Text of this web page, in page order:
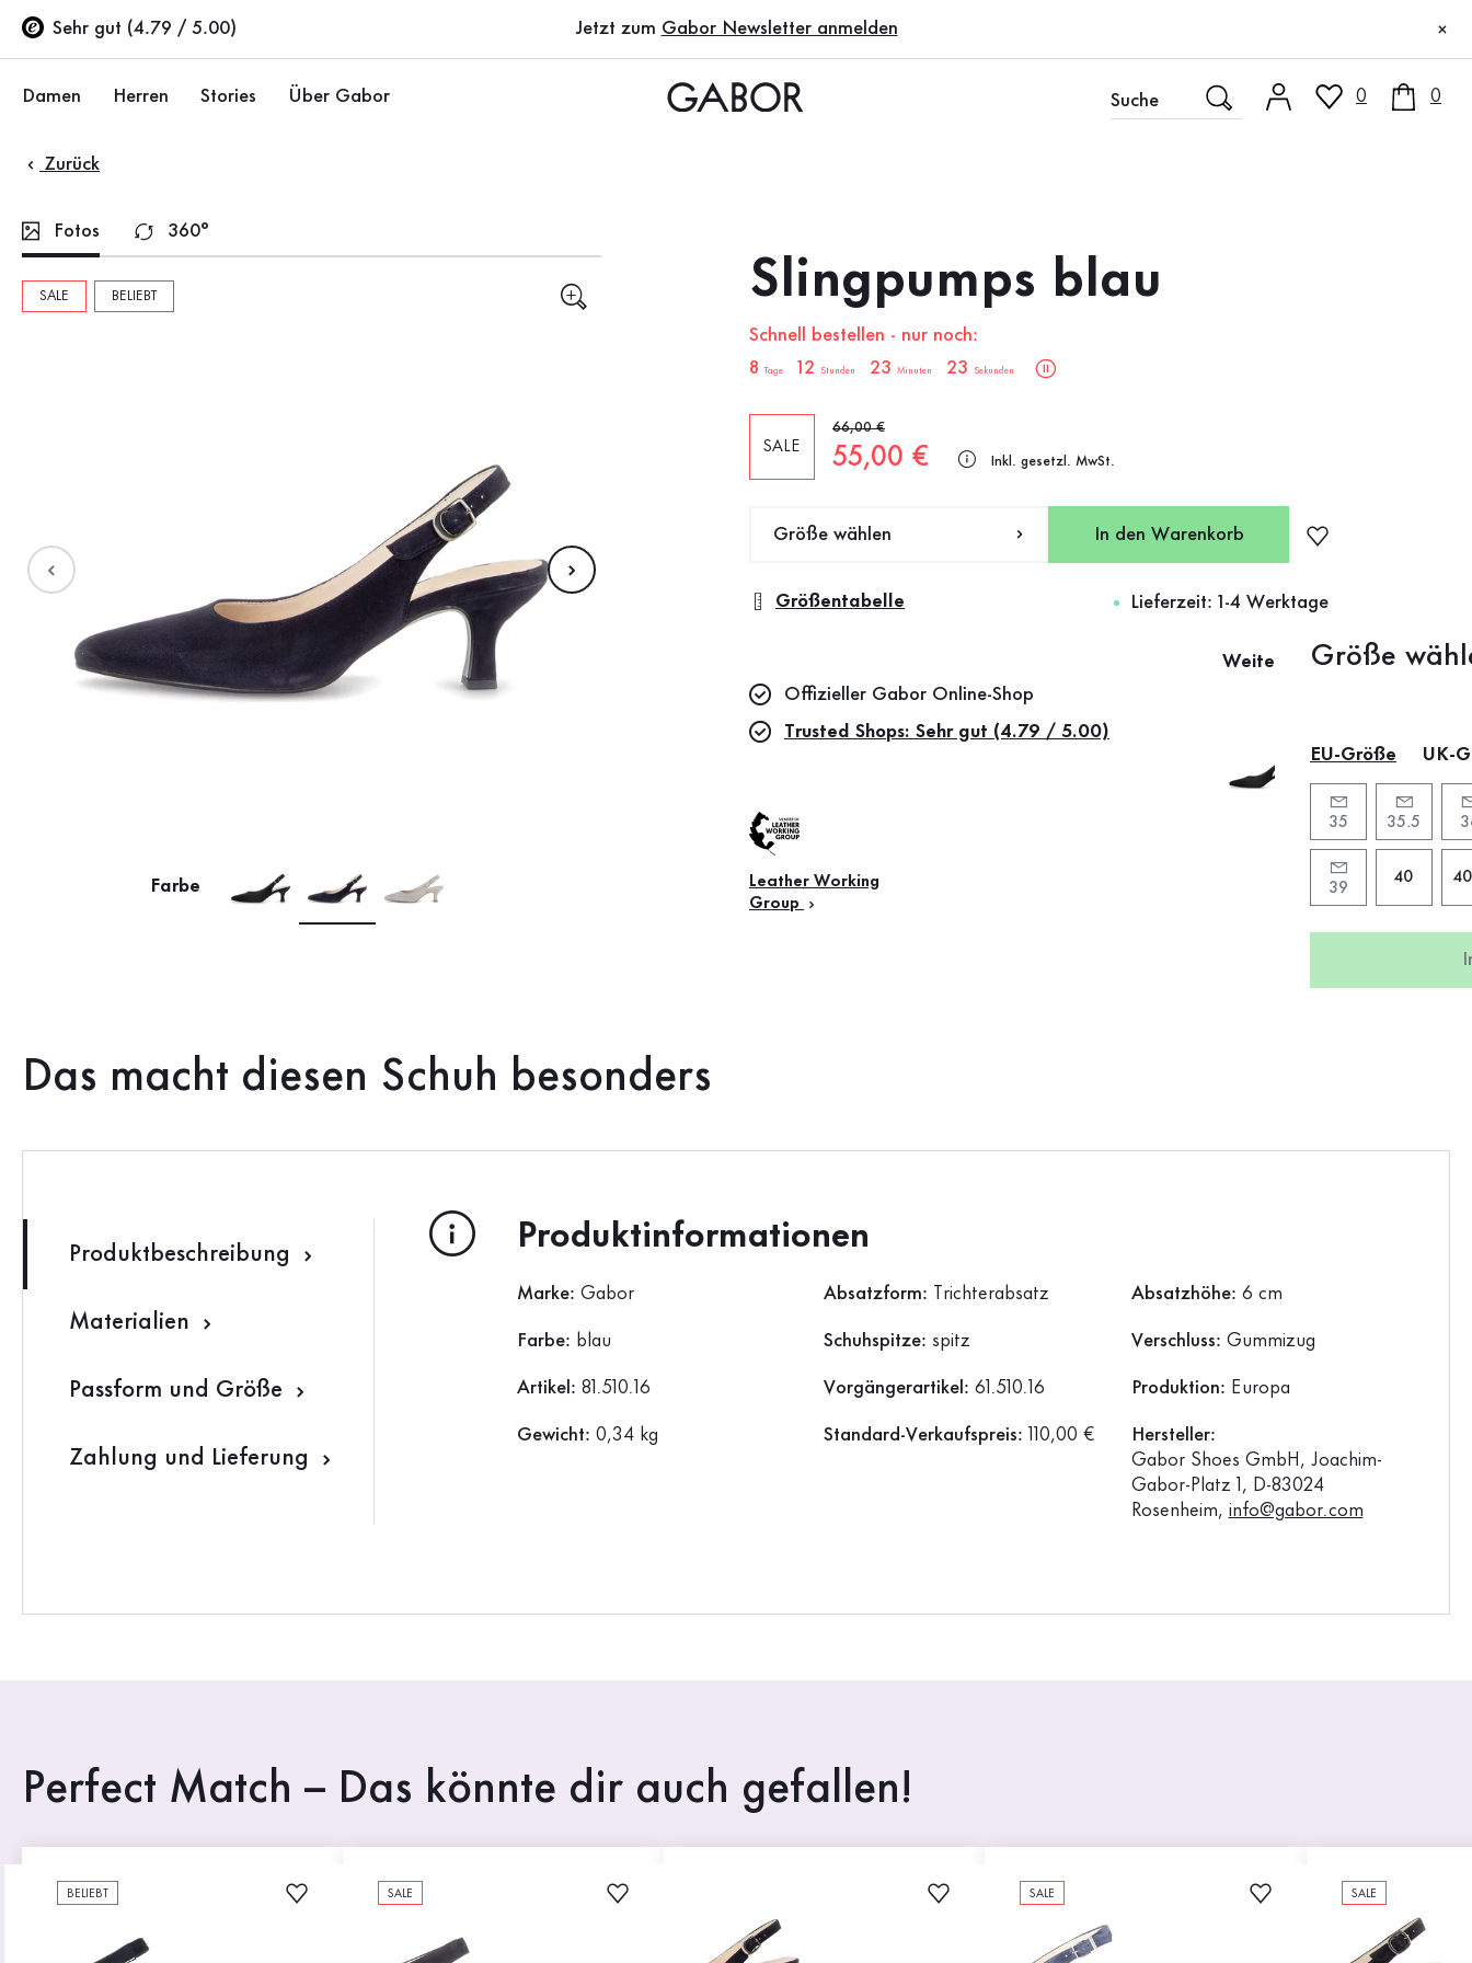
Zum Hauptinhalt
Zum Inhaltsverzeichnis
Zur Hauptnavigation
Sehr gut (4.79 / 5.00)
Jetzt zum Gabor Newsletter anmelden ×
Damen
Schuhe
Ballerinas
Sale %
Taschen
Herren
Sneaker
Stories Über Gabor 0 0
Zurück
Fotos 360°
SALE BELIEBT
Farbe
Slingpumps blau
Schnell bestellen - nur noch:
sale.countdown.description
8 Tage 12 Stunden 23 Minuten 22 Sekunden
SALE
Alter Preis
66,00 €
Neuer Preis
55,00 € Inkl. gesetzl. MwSt.
Größe wählen In den Warenkorb
Größentabelle Lieferzeit: 1-4 Werktage
Weitere Farben
Größe
EU-Größe UK-
35 35.5
39
40
Offizieller Gabor Online-Shop
Trusted Shops: Sehr gut (4.79 / 5.00)
Leather Working
Group
Das macht diesen Schuh besonders
Produktbeschreibung
Materialien
Passform und Größe
Zahlung und Lieferung
Produktinformationen
Marke: Gabor Absatzform: Trichterabsatz Absatzhöhe: 6 cm
Farbe: blau Schuhspitze: spitz Verschluss: Gummizug
Artikel: 81.510.16 Vorgängerartikel: 61.510.16 Produktion: Europa
Gewicht: 0,34 kg Standard-Verkaufspreis: 110,00 €
Hersteller:
Gabor Shoes GmbH, Joachim-
Gabor-Platz 1, D-83024
Rosenheim, info@gabor.com
Perfect Match – Das könnte dir auch gefallen!
BELIEBT SALE SALE SALE